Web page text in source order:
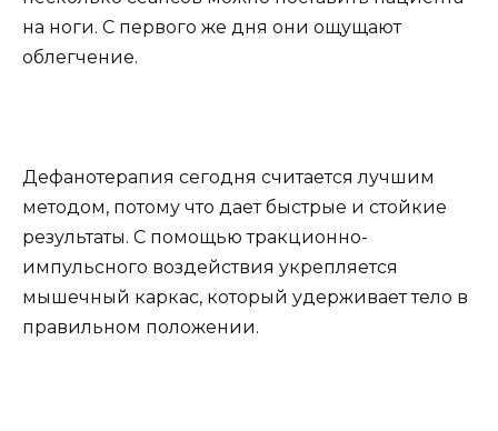
на ноги. С первого же дня они ощущают
облегчение.
Дефанотерапия сегодня считается лучшим
методом, потому что дает быстрые и стойкие
результаты. С помощью тракционно-
импульсного воздействия укрепляется
мышечный каркас, который удерживает тело в
правильном положении.